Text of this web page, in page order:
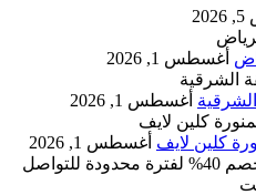
أغسطس 1, 2026
أغسطس 1, 2026
كلين لايف أغسطس 1, 2026